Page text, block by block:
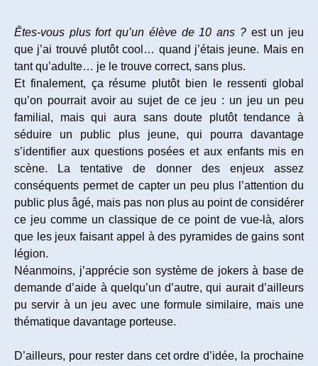
Êtes-vous plus fort qu’un élève de 10 ans ?est un jeu
que j’ai trouvé plutôt cool… quand j’étais jeune. Mais en
tant qu’adulte… je le trouve correct, sans plus.
Et finalement, ça résume plutôt bien le ressenti global
qu’on pourrait avoir au sujet de ce jeu : un jeu un peu
familial, mais qui aura sans doute plutôt tendance à
séduire un public plus jeune, qui pourra davantage
s’identifier aux questions posées et aux enfants mis en
scène. La tentative de donner des enjeux assez
conséquents permet de capter un peu plus l’attention du
public plus âgé, mais pas non plus au point de considérer
ce jeu comme un classique de ce point de vue-là, alors
que les jeux faisant appel à des pyramides de gains sont
légion.
Néanmoins, j’apprécie son système de jokers à base de
demande d’aide à quelqu’un d’autre, qui aurait d’ailleurs
pu servir à un jeu avec une formule similaire, mais une
thématique davantage porteuse.
D’ailleurs, pour rester dans cet ordre d’idée, la prochaine